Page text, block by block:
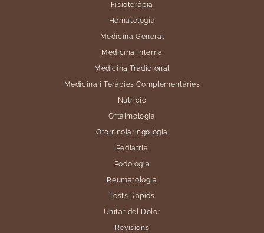
Fisioteràpia
Hematologia
Medicina General
Medicina Interna
Medicina Tradicional
Medicina i Teràpies Complementàries
Nutrició
Oftalmologia
Otorrinolaringologia
Pediatria
Podologia
Reumatologia
Tests Ràpids
Unitat del Dolor
Revisions